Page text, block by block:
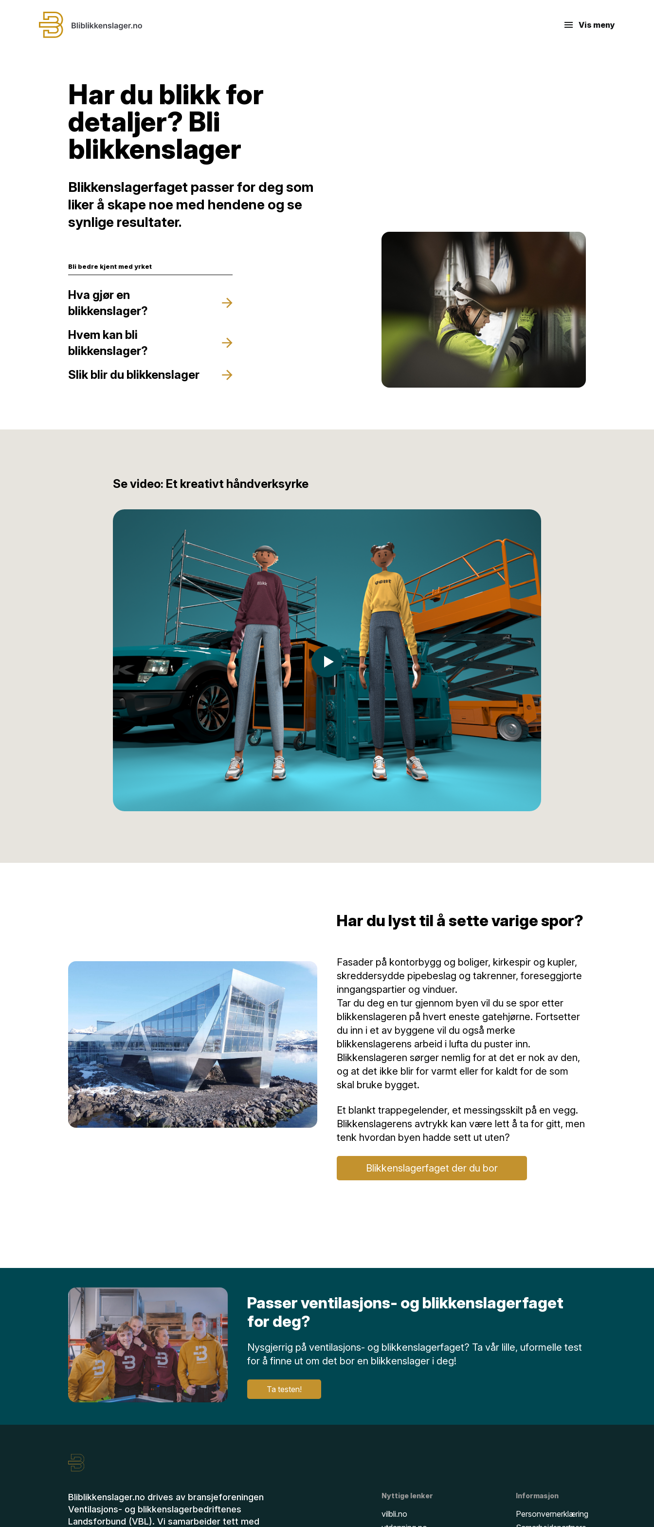
Vis meny
Har du blikk for
detaljer? Bli
blikkenslager
Blikkenslagerfaget passer for deg som
liker å skape noe med hendene og se
synlige resultater.
Bli bedre kjent med yrket
Hva gjør en
blikkenslager?
Hvem kan bli
blikkenslager?
Slik blir du blikkenslager
Se video: Et kreativt håndverksyrke
Har du lyst til å sette varige spor?
Fasader på kontorbygg og boliger, kirkespir og kupler,
skreddersydde pipebeslag og takrenner, foreseggjorte
inngangspartier og vinduer.
Tar du deg en tur gjennom byen vil du se spor etter
blikkenslageren på hvert eneste gatehjørne. Fortsetter
du inn i et av byggene vil du også merke
blikkenslagerens arbeid i lufta du puster inn.
Blikkenslageren sørger nemlig for at det er nok av den,
og at det ikke blir for varmt eller for kaldt for de som
skal bruke bygget.
Et blankt trappegelender, et messingsskilt på en vegg.
Blikkenslagerens avtrykk kan være lett å ta for gitt, men
tenk hvordan byen hadde sett ut uten?
Blikkenslagerfaget der du bor
Passer ventilasjons- og blikkenslagerfaget
for deg?
Nysgjerrig på ventilasjons- og blikkenslagerfaget? Ta vår lille, uformelle test
for å finne ut om det bor en blikkenslager i deg!
Ta testen!
Bliblikkenslager.no drives av bransjeforeningen
Ventilasjons- og blikkenslagerbedriftenes
Landsforbund (VBL). Vi samarbeider tett med
Nyttige lenker
vilbli.no
Informasjon
Personvernerklæring